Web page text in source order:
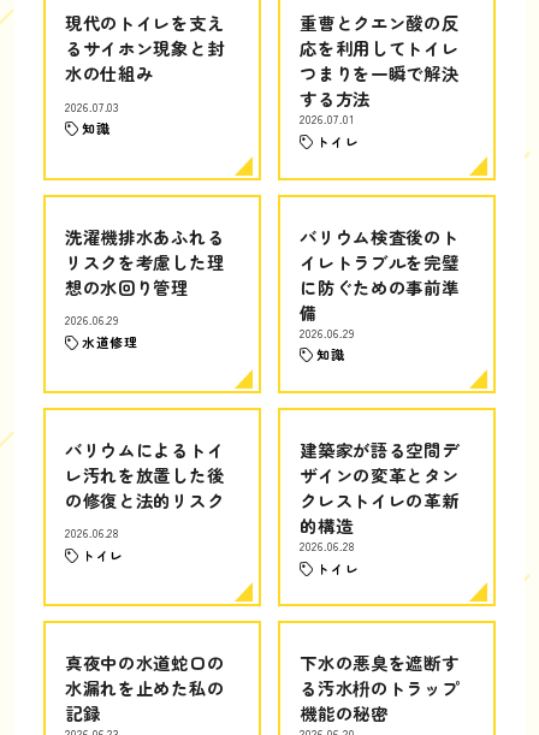
現代のトイレを支え
るサイホン現象と封
水の仕組み
2026.07.03
知識
重曹とクエン酸の反
応を利用してトイレ
つまりを一瞬で解決
する方法
2026.07.01
トイレ
洗濯機排水あふれる
リスクを考慮した理
想の水回り管理
2026.06.29
水道修理
バリウム検査後のト
イレトラブルを完璧
に防ぐための事前準
備
2026.06.29
知識
バリウムによるトイ
レ汚れを放置した後
の修復と法的リスク
2026.06.28
トイレ
建築家が語る空間デ
ザインの変革とタン
クレストイレの革新
的構造
2026.06.28
トイレ
真夜中の水道蛇口の
水漏れを止めた私の
記録
下水の悪臭を遮断す
る汚水枡のトラップ
機能の秘密